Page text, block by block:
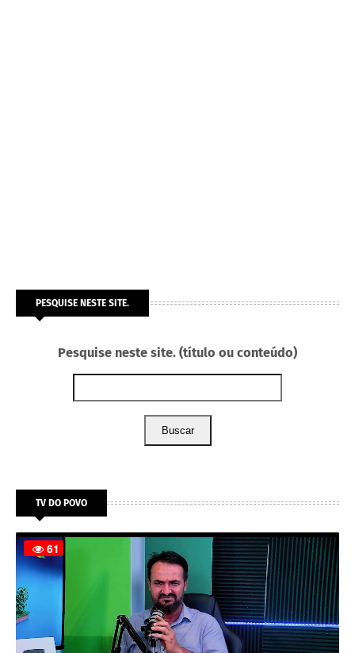
PESQUISE NESTE SITE.
Pesquise neste site. (título ou conteúdo)
Buscar
TV DO POVO